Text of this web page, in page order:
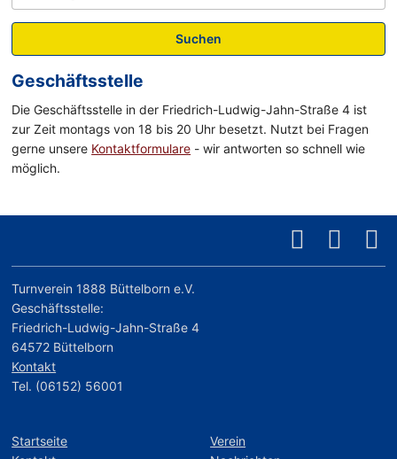
Suchen
Geschäftsstelle
Die Geschäftsstelle in der Friedrich-Ludwig-Jahn-Straße 4 ist
zur Zeit montags von 18 bis 20 Uhr besetzt. Nutzt bei Fragen
gerne unsere Kontaktformulare - wir antworten so schnell wie
möglich.
Turnverein 1888 Büttelborn e.V.
Geschäftsstelle:
Friedrich-Ludwig-Jahn-Straße 4
64572 Büttelborn
Kontakt
Tel. (06152) 56001
Startseite
Verein